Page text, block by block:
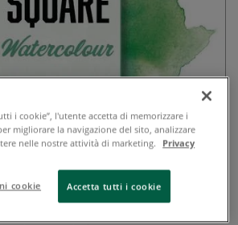
i cookie”, l'utente accetta di memorizzare i
migliorare la navigazione del sito, analizzare
nelle nostre attività di marketing.
Privacy
cookie Accetta tutti i cookie